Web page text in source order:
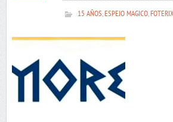
15 AÑOS,ESPEJO MAGICO,FOTERIX